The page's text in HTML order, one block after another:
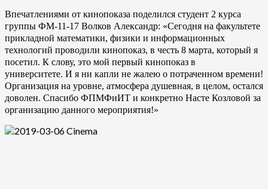
Впечатлениями от кинопоказа поделился студент 2 курса
группы ФМ-11-17 Волков Александр: «Сегодня на факультете
прикладной математики, физики и информационных
технологий проводили кинопоказ, в честь 8 марта, который я
посетил. К слову, это мой первый кинопоказ в
университете. И я ни капли не жалею о потраченном времени!
Организация на уровне, атмосфера душевная, в целом, остался
доволен. Спасибо ФПМФиИТ и конкретно Насте Козловой за
организацию данного мероприятия!»